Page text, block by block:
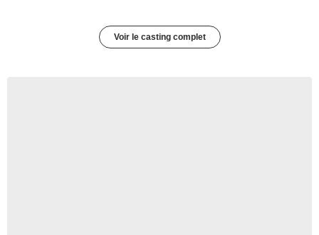
Voir le casting complet